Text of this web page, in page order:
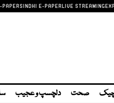
PAPERSINDHI E-PAPERLIVE STREAMING
صحت دلچسپ و عجیب